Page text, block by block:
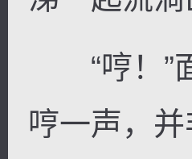
“哼！”面
哼一声，